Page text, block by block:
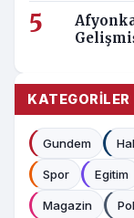
KATEGORILER
Gundem
Spor Egitim
Magazin